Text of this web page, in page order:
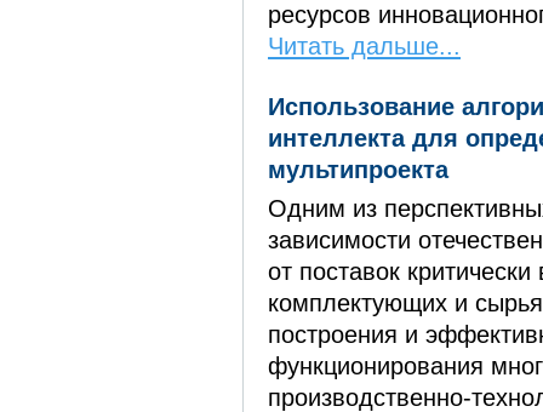
ресурсов
Читать дальше...
Использование
интеллекта для
мультипроекта
Одним из
зависимости
от поставок
комплектующих и
построения и
функционирования
производственно-